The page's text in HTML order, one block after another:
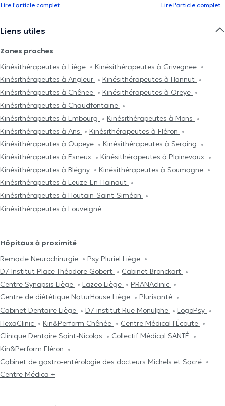
Lire l'article complet Lire l'article complet
Liens utiles
Zones proches
Kinésithérapeutes à Liège
Kinésithérapeutes à Grivegnee
Kinésithérapeutes à Angleur
Kinésithérapeutes à Hannut
Kinésithérapeutes à Chênee
Kinésithérapeutes à Oreye
Kinésithérapeutes à Chaudfontaine
Kinésithérapeutes à Embourg
Kinésithérapeutes à Mons
Kinésithérapeutes à Ans
Kinésithérapeutes à Fléron
Kinésithérapeutes à Oupeye
Kinésithérapeutes à Seraing
Kinésithérapeutes à Esneux
Kinésithérapeutes à Plainevaux
Kinésithérapeutes à Blégny
Kinésithérapeutes à Soumagne
Kinésithérapeutes à Leuze-En-Hainaut
Kinésithérapeutes à Houtain-Saint-Siméon
Kinésithérapeutes à Louveigné
Hôpitaux à proximité
Remacle Neurochirurgie
Psy Pluriel Liège
D7 Institut Place Théodore Gobert
Cabinet Bronckart
Centre Synapsis Liège
Lazeo Liège
PRANAclinic
Centre de diététique NaturHouse Liège
Plurisanté
Cabinet Dentaire Liège
D7 institut Rue Monulphe
LogoPsy
HexaClinic
Kin&Perform Chênée
Centre Médical l'Écoute
Clinique Dentaire Saint-Nicolas
Collectif Médical SANTÉ
Kin&Perform Fléron
Cabinet de gastro-entérologie des docteurs Michels et Sacré
Centre Médica +